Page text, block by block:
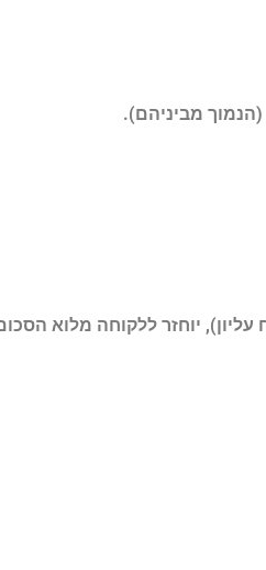
יוחזר ללקוחה מלוא